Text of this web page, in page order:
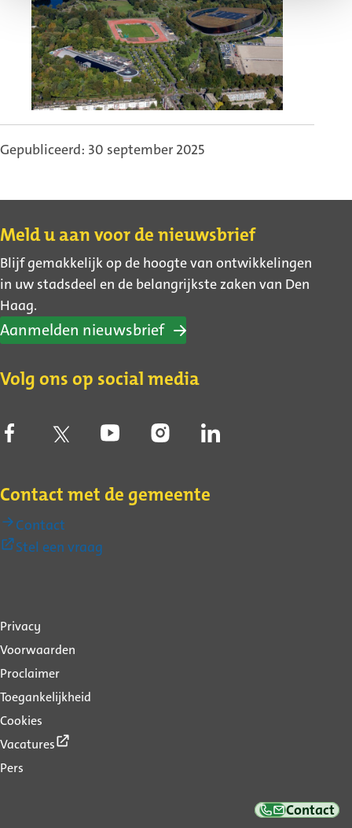
Gepubliceerd: 30 september 2025
Contact
Contact
Meld u aan voor de nieuwsbrief
Blijf gemakkelijk op de hoogte van ontwikkelingen
in uw stadsdeel en de belangrijkste zaken van Den
Haag.
Aanmelden nieuwsbrief
Volg ons op social media
Contact met de gemeente
Contact
Stel een vraag
Over
deze
website
Privacy
Voorwaarden
Proclaimer
Toegankelijkheid
Cookies
Vacatures
Pers